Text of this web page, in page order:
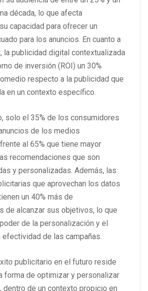
década, lo que afecta
capacidad para ofrecer un
para los anuncios. En cuanto a
la publicidad digital contextualizada
de inversión (ROI) un 30%
respecto a la publicidad que
en un contexto específico.
solo el 35% de los consumidores
de los medios
al 65% que tiene mayor
recomendaciones que son
y personalizadas. Además, las
que aprovechan los datos
un 40% más de
de alcanzar sus objetivos, lo que
de la personalización y el
de las campañas.
publicitario en el futuro reside
forma de optimizar y personalizar
dentro de un contexto propicio en